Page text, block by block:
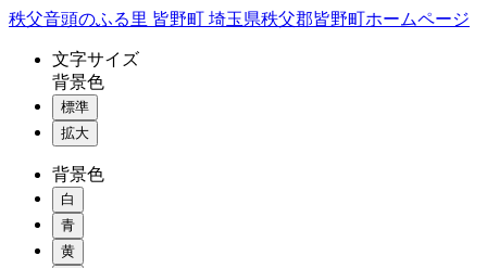
コ
秩父音頭のふる里 皆野町 埼玉県秩父郡皆野町ホームページ
文字サイズ
背景色
標準
拡大
背景色
白
青
黄